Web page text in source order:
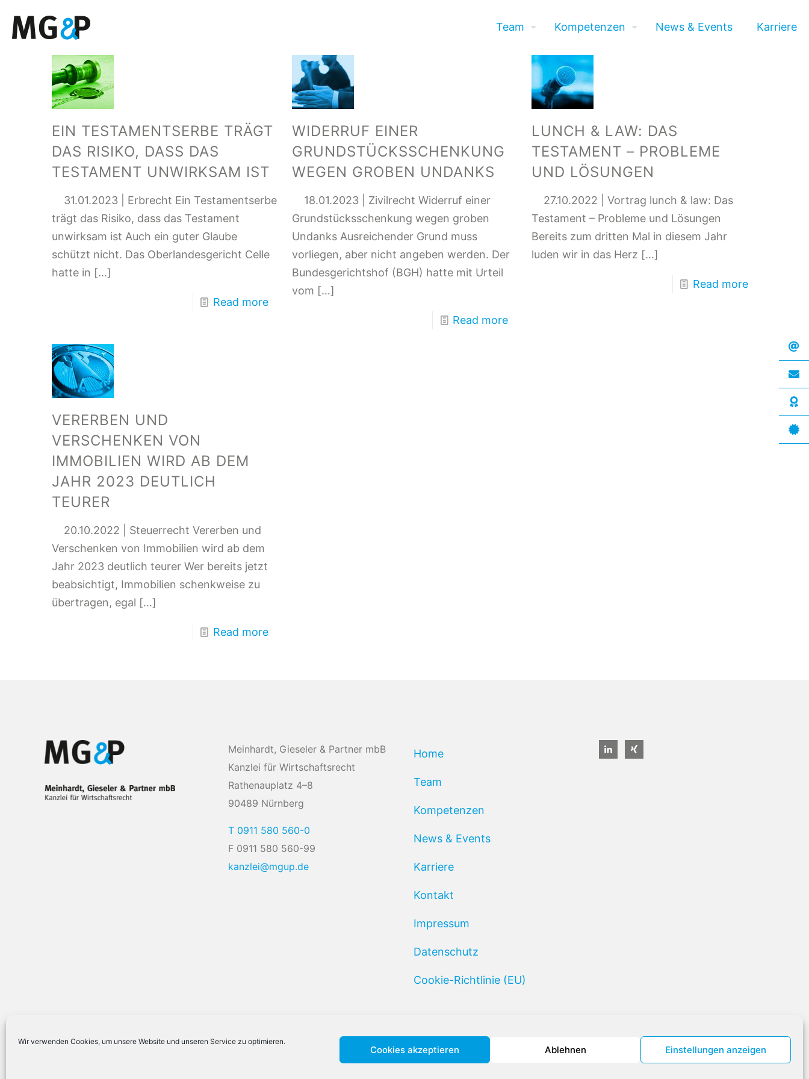
Wir verwenden Cookies, um unsere Website und unseren Service zu optimieren.
Cookies akzeptieren Ablehnen Einstellungen anzeigen
Team Kompetenzen News & Events Karriere
EIN TESTAMENTSERBE TRÄGT
DAS RISIKO, DASS DAS
TESTAMENT UNWIRKSAM IST
31.01.2023 | Erbrecht Ein Testamentserbe
trägt das Risiko, dass das Testament
unwirksam ist Auch ein guter Glaube
schützt nicht. Das Oberlandesgericht Celle
hatte in […]
Read more
WIDERRUF EINER
GRUNDSTÜCKSSCHENKUNG
WEGEN GROBEN UNDANKS
18.01.2023 | Zivilrecht Widerruf einer
Grundstücksschenkung wegen groben
Undanks Ausreichender Grund muss
vorliegen, aber nicht angeben werden. Der
Bundesgerichtshof (BGH) hatte mit Urteil
vom […]
Read more
LUNCH & LAW: DAS
TESTAMENT – PROBLEME
UND LÖSUNGEN
27.10.2022 | Vortrag lunch & law: Das
Testament – Probleme und Lösungen
Bereits zum dritten Mal in diesem Jahr
luden wir in das Herz […]
Read more
VERERBEN UND
VERSCHENKEN VON
IMMOBILIEN WIRD AB DEM
JAHR 2023 DEUTLICH
TEURER
20.10.2022 | Steuerrecht Vererben und
Verschenken von Immobilien wird ab dem
Jahr 2023 deutlich teurer Wer bereits jetzt
beabsichtigt, Immobilien schenkweise zu
übertragen, egal […]
Read more
Meinhardt, Gieseler & Partner mbB
Kanzlei für Wirtschaftsrecht
Rathenauplatz 4–8
90489 Nürnberg
T 0911 580 560-0
F 0911 580 560-99
kanzlei@mgup.de
Home
Team
Kompetenzen
News & Events
Karriere
Kontakt
Impressum
Datenschutz
Cookie-Richtlinie (EU)